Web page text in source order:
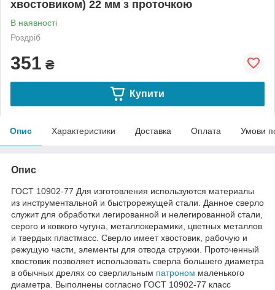
хвостовиком) 22 мм з проточкою
В наявності
Роздріб
351 ₴
Купити
Опис Характеристики Доставка Оплата Умови
Опис
ГОСТ 10902-77 Для изготовления используются материалы
из инструментальной и быстрорежущей стали. Данное сверло
служит для обработки легированной и нелегированной стали,
серого и ковкого чугуна, металлокерамики, цветных металлов
и твердых пластмасс. Сверло имеет хвостовик, рабочую и
режущую части, элементы для отвода стружки. Проточенный
хвостовик позволяет использовать сверла большего диаметра
в обычных дрелях со сверлильным патроном маленького
диаметра. Выполнены согласно ГОСТ 10902-77 класс